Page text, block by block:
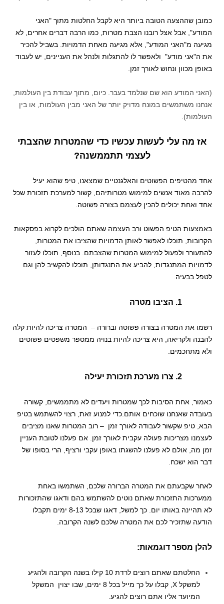
כמובן שההצעה הטובה ביותר היא לקבל החלטות מתוך "האני
המודע", אבל אצל רובנו הצבת מטרות, כמו הרבה דברים אחרים, לא
מגיעה מ"האני המודע", אלא מגיעה מאחת הדמויות. בשביל להכיר
את ה"אני מודע" ולאפשר לו להתגלות ולנהל את העניינים, יש לעבוד
באופן מכוון ונחוש לאורך זמן.
(האני המודע הוא שם שנלמד בעבר. כיום, מתוך עבודת בין העולמות,
אנחנו משתמשים במונח מדויק יותר של האני מבין העולמות, או בין
העולמות).
אז מה עלי לעשות עכשיו כדי שהמטרות שהצבתי
לעצמי תתממשנה?
אחד מהטיפים הפשוטים והאלגנטיים שמצאנו, טיפ שהוא יעיל
להרבה מאוד אנשים למימוש מטרותיהם, קשור למערכת תזכורת שכל
אחד ואחת יכולים להכין לעצמם בצורה פשוטה.
באמצעות הטיפ הפשוט ורב העצמה שאתם הולכים לקרוא בפסקאות
הקרובות, תוכלו לאפשר לאותן הדמויות שהציבו את המטרות,
להתעורר ולפעול למימוש המטרות שהצבתם. בנוסף, תוכלו לעזור
לדמויות המתנגדות, להביע את התנגדותן, תוכלו להקשיב להן וגם
לטפל בבעיה.
1. הציבו מטרה
רשמו את המטרה בצורה פשוטה וברורה – המטרה צריכה להיות קלה
להבנה ולקריאה, היא צריכה להיות בנויה ממספר משפטים פשוטים
ולא מתחכמים.
2. צרו מערכת תזכורת יעילה
כאמור, אחת הסיבות לכך שמטרות ויעדים לא מתממשים, קשורה
בעובדה שאנחנו שוכחים אותם.כדי למנוע זאת, רצוי להשתמש בטיפ
הבא, טיפ שקשור לעבודה לאורך זמן – רוב המטרות שאנו מציבים
לעצמנו מצריכות פעולה עקבית לאורך זמן. אם פעלנו לטובת העניין
זמן מה, אולם לא פעלנו להשגתו באופן עקבי ורציף, הרי בסופו של
דבר הוא ישכח.
לאחר שקבעתם את המטרה הברורה שלכם, השתמשו באחת
ממערכות התזכורת שאתם נוטים להשתמש בהם ודאגו שהתזכורות
לא תהיינה באותו יום. כך למשל, דאגו שבכל 8-13 ימים תקבלו
הודעה שתזכיר לכם את המטרה שלכם לשנה הקרובה.
להלן מספר דוגמאות:
החלטתם שאתם רוצים לרדת 10 קילו בשנה הקרובה ולהגיע
למשקל X, קבלו על כך מייל בכל 8 ימים, שבו יצוין המשקל
המיועד אליו אתם רוצים להגיע.